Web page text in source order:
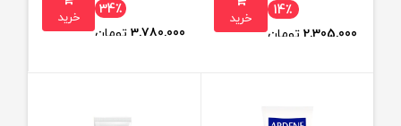
14٪
2,305,000 تومان
خرید
34٪
3,780,000 تومان
خرید